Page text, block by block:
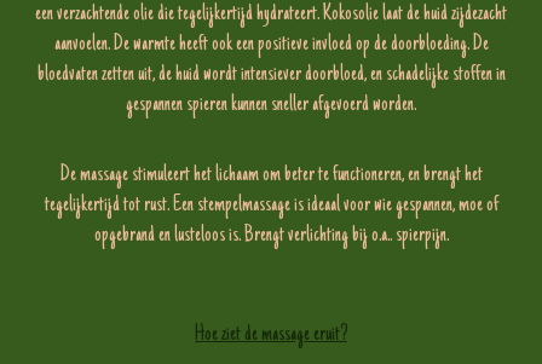
een verzachtende olie die tegelijkertijd hydrateert. Kokosolie laat de huid zijdezacht
aanvoelen.De warmte heeft ook een positieve invloed op de doorbloeding. De
bloedvaten zetten uit, de huid wordt intensiever doorbloed, en schadelijke stoffen in
gespannen spieren kunnen sneller afgevoerd worden.
De massage stimuleert het lichaam om beter te functioneren, en brengt het
tegelijkertijd tot rust. Een stempelmassage is ideaal voor wie gespannen, moe of
opgebrand en lusteloos is. Brengt verlichting bij o.a.. spierpijn.
Hoe ziet de massage eruit?